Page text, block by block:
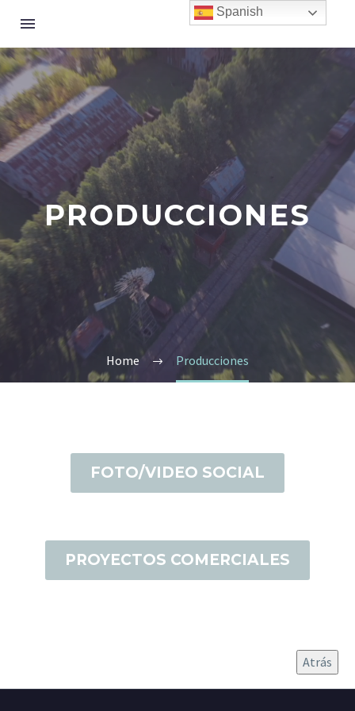
PRODUCCIONES
Home Producciones
FOTO/VIDEO SOCIAL
PROYECTOS COMERCIALES
Spanish